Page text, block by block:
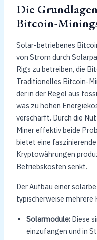
Die
Bitcoin-
Solar-betriebenes
von Strom durch
Rigs zu betreiben, die
Traditionelles Bitcoin-
der in der Regel aus
was zu hohen
verschärft. Durch die
Miner effektiv beide
bietet eine
Kryptowährungen
Betriebskosten senkt.
Der Aufbau einer
typischerweise mehrere
Solarmodule:Diese
einzufangen und in